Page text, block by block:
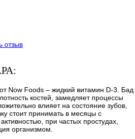
отзыв
Now Foods – жидкий витамин D-3. Бад
костей, замедляет процессы
влияет на состояние зубов,
стоит принимать в месяцы с
при частых простудах,
организмом.